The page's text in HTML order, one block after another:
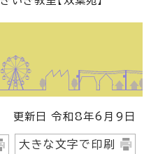
更新日 令和8年6月9日
大きな文字で印刷